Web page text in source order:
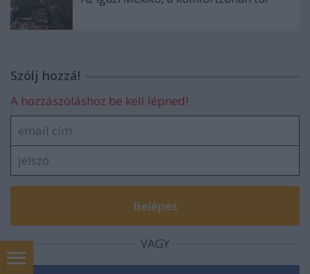
Szólj hozzá!
A hozzászóláshoz be kell lépned!
VAGY